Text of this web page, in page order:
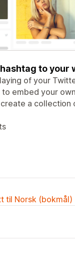
to your
of your
embed your
a
til Norsk (bokmål)